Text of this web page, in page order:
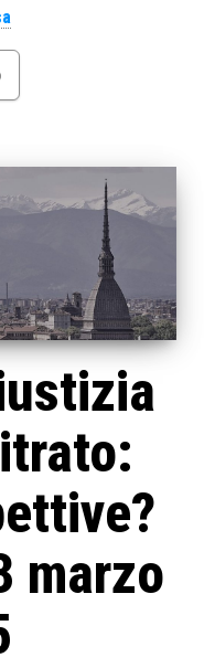
marzo